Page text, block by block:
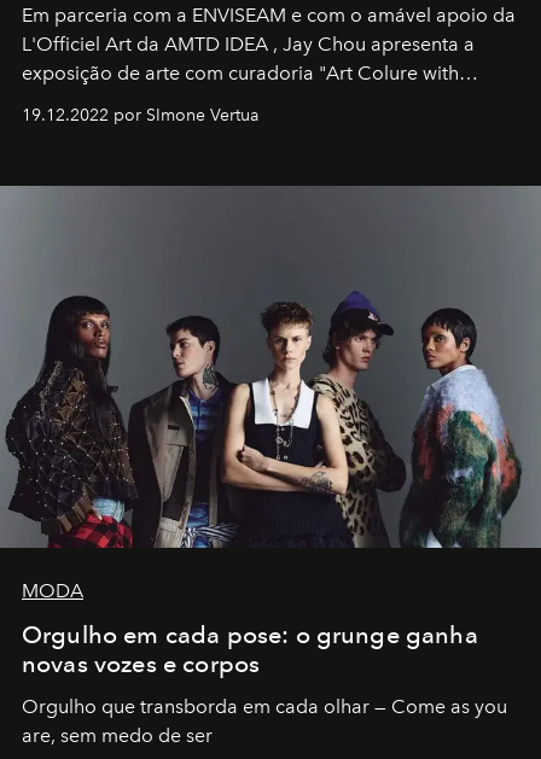
Em parceria com a ENVISEAM e com o amável apoio da
L'Officiel Art da AMTD IDEA , Jay Chou apresenta a
exposição de arte com curadoria "Art Colure with
19.12.2022 por SImone Vertua
MODA
Orgulho em cada pose: o grunge ganha
novas vozes e corpos
Orgulho que transborda em cada olhar — Come as you
are, sem medo de ser